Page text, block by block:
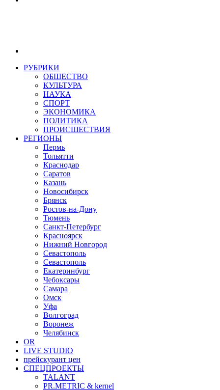
РУБРИКИ
ОБЩЕСТВО
КУЛЬТУРА
НАУКА
СПОРТ
ЭКОНОМИКА
ПОЛИТИКА
ПРОИСШЕСТВИЯ
РЕГИОНЫ
Пермь
Тольятти
Краснодар
Саратов
Казань
Новосибирск
Брянск
Ростов-на-Дону
Тюмень
Санкт-Петербург
Красноярск
Нижний Новгород
Севастополь
Севастополь
Екатеринбург
Чебоксары
Самара
Омск
Уфа
Волгоград
Воронеж
Челябинск
OR
LIVE STUDIO
прейскурант цен
СПЕЦПРОЕКТЫ
TALANT
PR.METRIC & kernel